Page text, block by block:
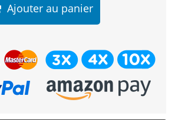
Ajouter au panier